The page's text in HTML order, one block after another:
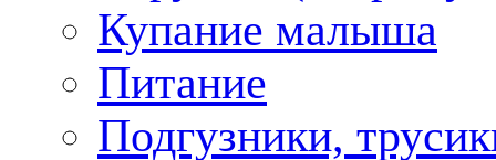
Купание малыша
Питание
Подгузники,